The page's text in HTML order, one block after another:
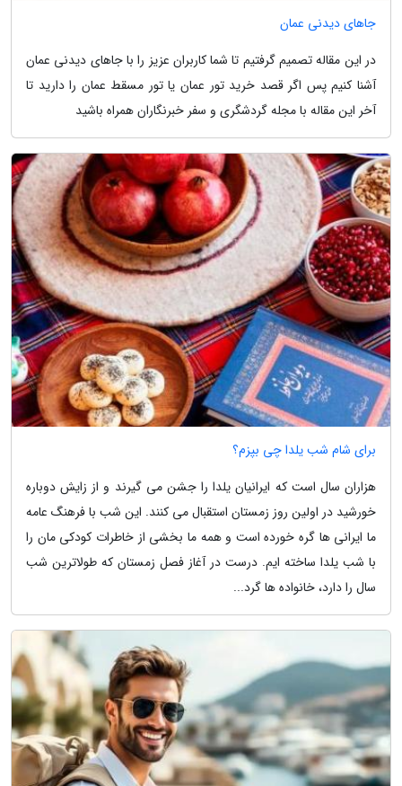
جاهای دیدنی عمان
در این مقاله تصمیم گرفتیم تا شما کاربران عزیز را با جاهای دیدنی عمان
آشنا کنیم پس اگر قصد خرید تور عمان یا تور مسقط عمان را دارید تا
آخر این مقاله با مجله گردشگری و سفر خبرنگاران همراه باشید
برای شام شب یلدا چی بپزم؟
هزاران سال است که ایرانیان یلدا را جشن می گیرند و از زایش دوباره
خورشید در اولین روز زمستان استقبال می کنند. این شب با فرهنگ عامه
ما ایرانی ها گره خورده است و همه ما بخشی از خاطرات کودکی مان را
با شب یلدا ساخته ایم. درست در آغاز فصل زمستان که طولاترین شب
سال را دارد، خانواده ها گرد...